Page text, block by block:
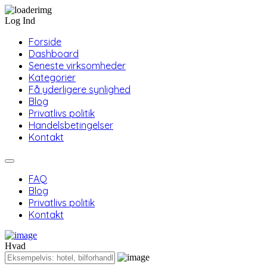
Log Ind
Forside
Dashboard
Seneste virksomheder
Kategorier
Få yderligere synlighed
Blog
Privatlivs politik
Handelsbetingelser
Kontakt
FAQ
Blog
Privatlivs politik
Kontakt
Hvad